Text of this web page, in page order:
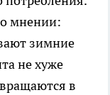
мнении:
зимние
не хуже
в